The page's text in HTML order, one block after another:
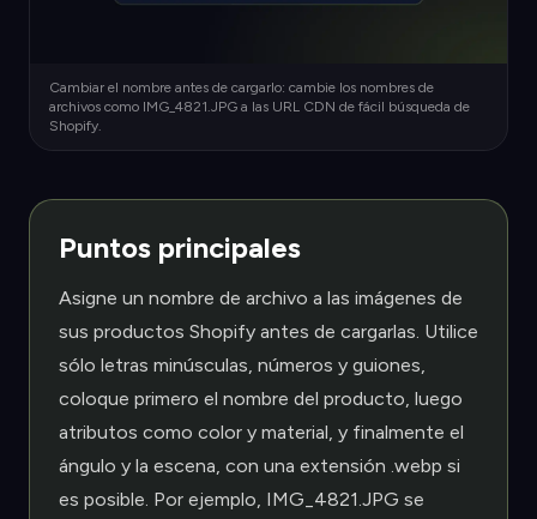
Cambiar el nombre antes de cargarlo: cambie los nombres de
archivos como IMG_4821.JPG a las URL CDN de fácil búsqueda de
Shopify.
Puntos principales
Asigne un nombre de archivo a las imágenes de
sus productos Shopify antes de cargarlas. Utilice
sólo letras minúsculas, números y guiones,
coloque primero el nombre del producto, luego
atributos como color y material, y finalmente el
ángulo y la escena, con una extensión .webp si
es posible. Por ejemplo, IMG_4821.JPG se